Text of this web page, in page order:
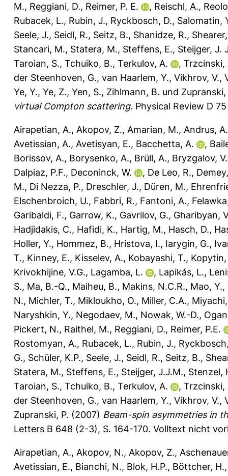
M., Reggiani, D., Reimer, P. E. , Reischl, A.,
Rubacek, L., Rubin, J., Ryckbosch, D., Salomatin,
Seele, J., Seidl, R., Seitz, B., Shanidze, R.,
Stancari, M., Statera, M., Steffens, E., Steijger, J.
Taroian, S., Tchuiko, B., Terkulov, A. , Trzcinski,
der Steenhoven, G., van Haarlem, Y., Vikhrov, V.,
Ye, Y., Ye, Z., Yen, S., Zihlmann, B. und Zupranski,
virtual Compton scattering. Physical Review D
Airapetian, A., Akopov, Z., Amarian, M., Andrus, A.
Avetissian, A., Avetisyan, E., Bacchetta, A. ,
Borissov, A., Borysenko, A., Brüll, A., Bryzgalov, V.
Dalpiaz, P.F., Deconinck, W. , De Leo, R.,
M., Di Nezza, P., Dreschler, J., Düren, M.,
Elschenbroich, U., Fabbri, R., Fantoni, A.,
Garibaldi, F., Garrow, K., Gavrilov, G., Gharibyan,
Hadjidakis, C., Hafidi, K., Hartig, M., Hasch, D.,
Holler, Y., Hommez, B., Hristova, I., Iarygin, G.,
T., Kinney, E., Kisselev, A., Kobayashi, T.,
Krivokhijine, V.G., Lagamba, L. , Lapikás, L.,
S., Ma, B.-Q., Maiheu, B., Makins, N.C.R., Mao, Y.,
N., Michler, T., Mikloukho, O., Miller, C.A.,
Naryshkin, Y., Negodaev, M., Nowak, W.-D.,
Pickert, N., Raithel, M., Reggiani, D., Reimer, P.E.
Rostomyan, A., Rubacek, L., Rubin, J.,
G., Schüler, K.P., Seele, J., Seidl, R., Seitz, B.,
Statera, M., Steffens, E., Steijger, J.J.M., Stenzel,
Taroian, S., Tchuiko, B., Terkulov, A. , Trzcinski,
der Steenhoven, G., van Haarlem, Y., Vikhrov, V.,
Zupranski, P. (2007) Beam-spin asymmetries in
Letters B 648 (2-3), S. 164-170. Volltext nicht
Airapetian, A., Akopov, N., Akopov, Z.,
Avetissian, E., Bianchi, N., Blok, H.P., Böttcher, H.